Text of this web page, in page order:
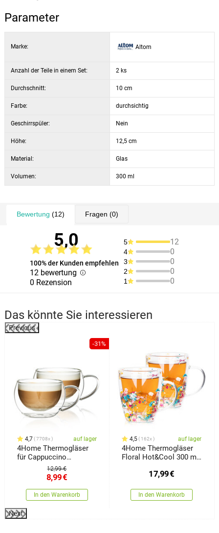
Parameter
Marke: Altom
Anzahl der Teile in einem Set: 2 ks
Durchschnitt: 10 cm
Farbe: durchsichtig
Geschirrspüler: Nein
Höhe: 12,5 cm
Material: Glas
Volumen: 300 ml
Bewertung (12) Fragen (0)
5,0
100% der Kunden empfehlen
12 bewertung
0 Rezension
5 12
4 0
3 0
2 0
1 0
Das könnte Sie interessieren
Previous
-31%
4,7 7708x auf lager
4Home Thermogläser
für Cappuccino
Hot&Cool 280 ml, 2
12,99 €
8,99€
In den Warenkorb
4,5 162x auf lager
4Home Thermogläser
Floral Hot&Cool 300 ml,
17,99€
In den Warenkorb
Next